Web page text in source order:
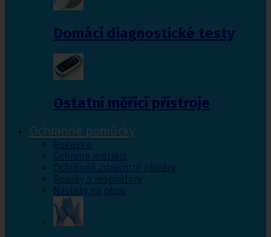
Domácí diagnostické testy
Ostatní měřící přístroje
Ochranné pomůcky
Rukavice
Ochrana matrací
Ochranné zdravotní zástěry
Roušky a respirátory
Návleky na obuv